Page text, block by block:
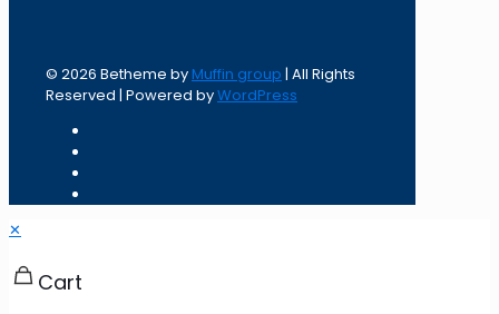
© 2026 Betheme by Muffin group | All Rights
Reserved | Powered byWordPress
✕
Cart